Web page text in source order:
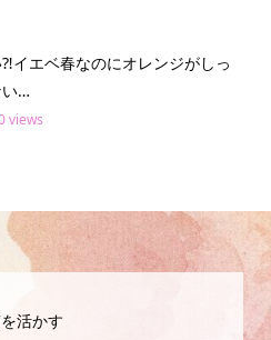
イエベ春なのにオレンジがしっ
い…
views
活かす